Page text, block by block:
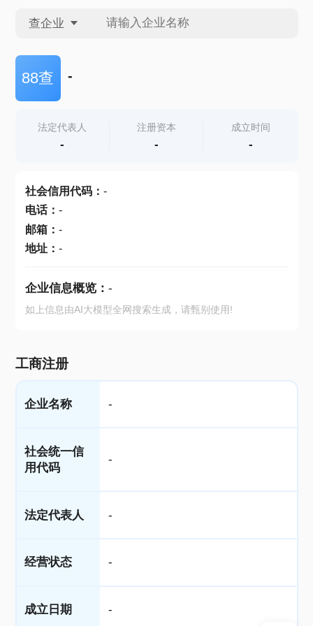
查企业
查企业
查产地
88查 -
法定代表人
-
注册资本
-
成立时间
-
社会信用代码： -
电话： -
邮箱： -
地址： -
企业信息概览： -
如上信息由AI大模型全网搜索生成，请甄别使用!
工商注册
企业名称 -
社会统一信
用代码
-
法定代表人 -
经营状态 -
成立日期 -